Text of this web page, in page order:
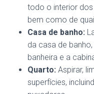
todo o interior
bem como de
Casa de banho:
da casa de
banheira e a
Quarto: Aspirar,
superfícies,